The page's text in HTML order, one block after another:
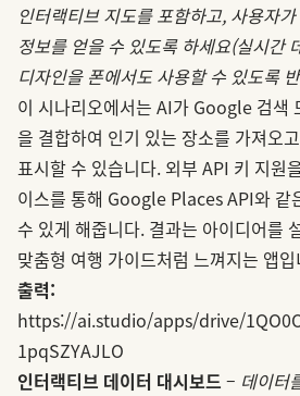
인터랙티브 지도를 포함하고, 사용자
정보를 얻을 수 있도록 하세요(실시간
디자인을 폰에서도 사용할 수 있도록
이 시나리오에서는 AI가 Google 검색
을 결합하여 인기 있는 장소를 가져오
표시할 수 있습니다. 외부 API 키 지원
이스를 통해 Google Places API와 같
수 있게 해줍니다. 결과는 아이디어를
맞춤형 여행 가이드처럼 느껴지는 앱
출력:
https://ai.studio/apps/drive/
1pqSZYAJLO
인터랙티브 데이터 대시보드 – 데이터